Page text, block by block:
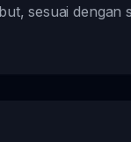
sesuai dengan